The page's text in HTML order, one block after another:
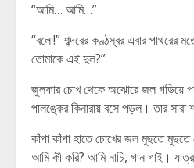
“আমি… আমি…”
“বলো!” শব্দরের কণ্ঠস্বর এবার পাথরের
তোমাকে এই দুল?”
জুলফার চোখ থেকে অঝোরে জল গড়িয়ে
পালঙ্কের কিনারায় বসে পড়ল। তার
কাঁপা কাঁপা হাতে চোখের জল মুছতে
আমি কী করি? আমি নাচি, গান গাই।